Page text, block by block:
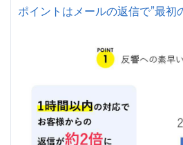
ポイントはメールの返信で”最初